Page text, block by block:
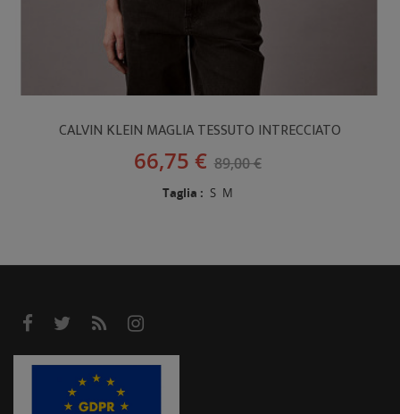
CALVIN KLEIN MAGLIA TESSUTO INTRECCIATO
66,75 € 89,00 €
Taglia : S M